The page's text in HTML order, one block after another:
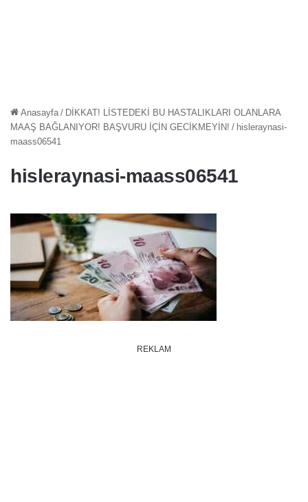
Anasayfa / DİKKAT! LİSTEDEKİ BU HASTALIKLARI OLANLARA
MAAŞ BAĞLANIYOR! BAŞVURU İÇİN GECİKMEYİN! / hisleraynasi-
maass06541
hisleraynasi-maass06541
REKLAM